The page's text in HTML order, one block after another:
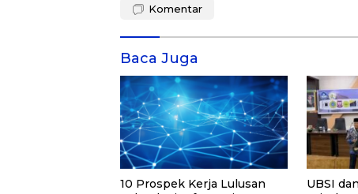
Komentar
Baca Juga
10 Prospek Kerja Lulusan
UBSI